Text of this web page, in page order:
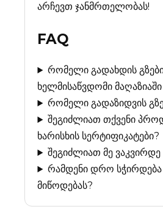
არჩევთ ჯანმრთელობას!
FAQ
რომელი გადახდის
ხელმისაწვდომი
რომელი გადაზიდვის
შეგიძლიათ თქვენი
ხარისხის სერტიფიკატები?
შეგიძლიათ მე ვაკვირდე
რამდენი დრო სჭირდება
მიწოდებას?